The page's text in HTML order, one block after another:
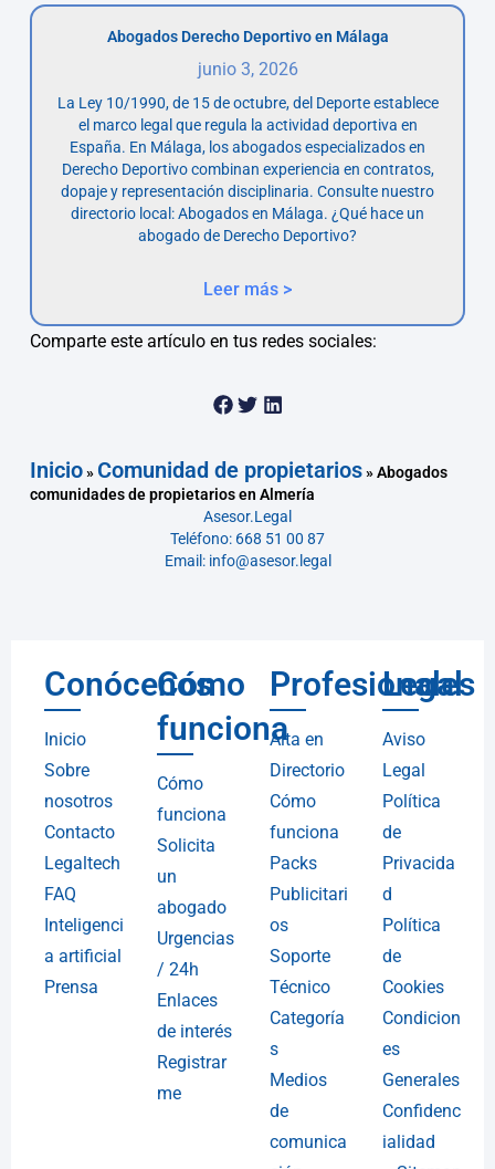
Abogados Derecho Deportivo en Málaga
junio 3, 2026
La Ley 10/1990, de 15 de octubre, del Deporte establece
el marco legal que regula la actividad deportiva en
España. En Málaga, los abogados especializados en
Derecho Deportivo combinan experiencia en contratos,
dopaje y representación disciplinaria. Consulte nuestro
directorio local: Abogados en Málaga. ¿Qué hace un
abogado de Derecho Deportivo?
Leer más >
Comparte este artículo en tus redes sociales:
Inicio» Comunidad de propietarios»Abogados
comunidades de propietarios en Almería
Asesor.Legal
Teléfono: 668 51 00 87
Email: info@asesor.legal
Conócenos
Inicio
Sobre
nosotros
Contacto
Legaltech
FAQ
Inteligenci
a artificial
Prensa
Cómo
funciona
Cómo
funciona
Solicita
un
abogado
Urgencias
/ 24h
Enlaces
de interés
Registrar
me
Profesionales
Alta en
Directorio
Cómo
funciona
Packs
Publicitari
os
Soporte
Técnico
Categoría
s
Medios
de
comunica
Legal
Aviso
Legal
Política
de
Privacida
d
Política
de
Cookies
Condicion
es
Generales
Confidenc
ialidad